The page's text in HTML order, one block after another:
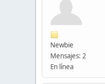
Newbie
Mensajes: 2
En línea